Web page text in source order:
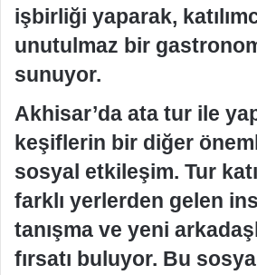
işbirliği yaparak,
unutulmaz bir
sunuyor.
Akhisar’da ata tur ile
keşiflerin bir diğer
sosyal etkileşim. Tur
farklı yerlerden gelen
tanışma ve yeni
fırsatı buluyor. Bu